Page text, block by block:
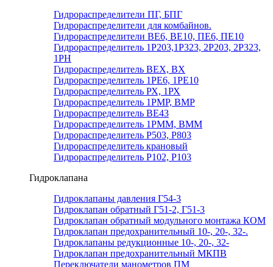
Гидрораспределители ПГ, БПГ
Гидрораспределители для комбайнов.
Гидрораспределители ВЕ6, ВЕ10, ПЕ6, ПЕ10
Гидрораспределитель 1Р203,1Р323, 2Р203, 2Р323,
1РН
Гидрораспределитель ВЕХ, ВХ
Гидрораспределитель 1РЕ6, 1РЕ10
Гидрораспределитель РХ, 1РХ
Гидрораспределитель 1РМР, ВМР
Гидрораспределитель ВЕ43
Гидрораспределитель 1РММ, ВММ
Гидрораспределитель Р503, Р803
Гидрораспределитель крановый
Гидрораспределитель Р102, Р103
Гидроклапана
Гидроклапаны давления Г54-3
Гидроклапан обратный Г51-2, Г51-3
Гидроклапан обратный модульного монтажа КОМ
Гидроклапан предохранительный 10-, 20-, 32-.
Гидроклапаны редукционные 10-, 20-, 32-
Гидроклапан предохранительный МКПВ
Переключатели манометров ПМ